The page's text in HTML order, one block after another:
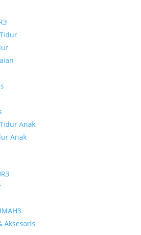
3
Anak
Anak
3
3
Aksesoris